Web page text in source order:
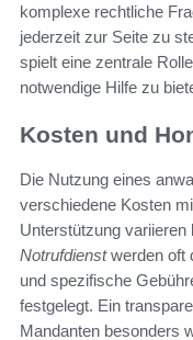
komplexe rechtliche
jederzeit zur Seite zu
spielt eine zentrale
notwendige Hilfe zu
Kosten und
Die Nutzung eines
verschiedene Kosten
Unterstützung variieren
Notrufdienstwerden oft
und spezifische
festgelegt. Ein
Mandanten besonders